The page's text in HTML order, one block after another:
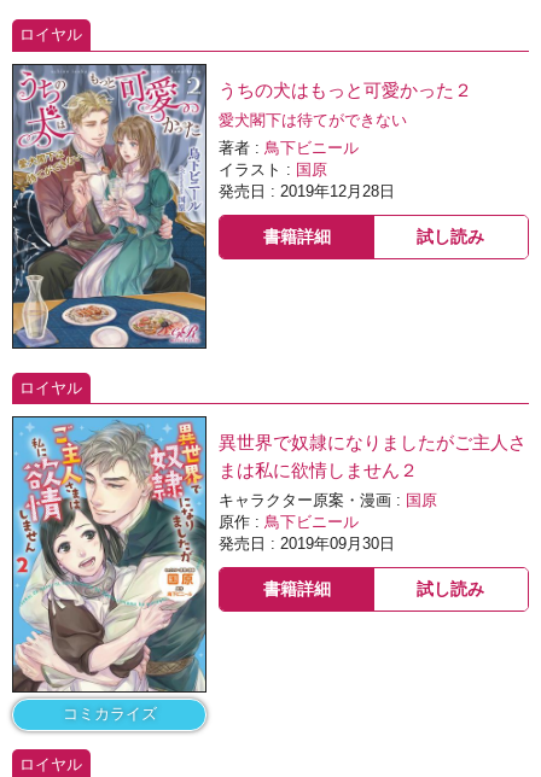
ロイヤル
うちの犬はもっと可愛かった２
愛犬閣下は待てができない
著者 : 鳥下ビニール
イラスト : 国原
発売日 : 2019年12月28日
書籍詳細 試し読み
ロイヤル
コミカライズ
異世界で奴隷になりましたがご主人さ
まは私に欲情しません２
キャラクター原案・漫画 : 国原
原作 :鳥下ビニール
発売日 : 2019年09月30日
書籍詳細 試し読み
ロイヤル